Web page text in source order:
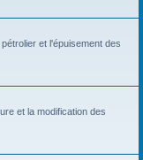
et l'épuisement des
et la modification des